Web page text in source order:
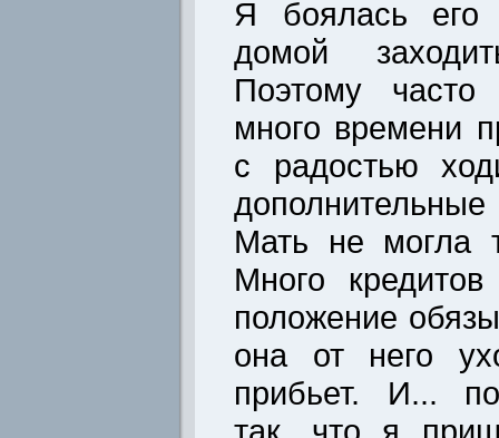
Я боялась его
домой
Поэтому
много времени
с радостью
дополнительные
Мать не могла
Много
положение
она от него
прибьет. И...